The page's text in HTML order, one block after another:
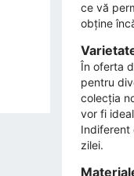
ce vă
obține
În oferta
pentru
colecția
vor fi
Indiferent
zilei.